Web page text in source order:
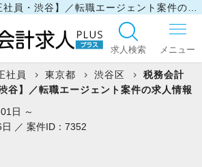
求人検索
ログイン
社員 東京都 渋谷区
税務会計
谷】／転職エージェント案件の求人情報
日 ～
／ 案件ID：7352